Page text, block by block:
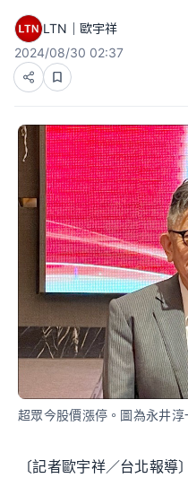
LTN｜歐宇祥
2024/08/30 02:37
超眾今股價漲停。圖為永井淳
〔記者歐宇祥／台北報